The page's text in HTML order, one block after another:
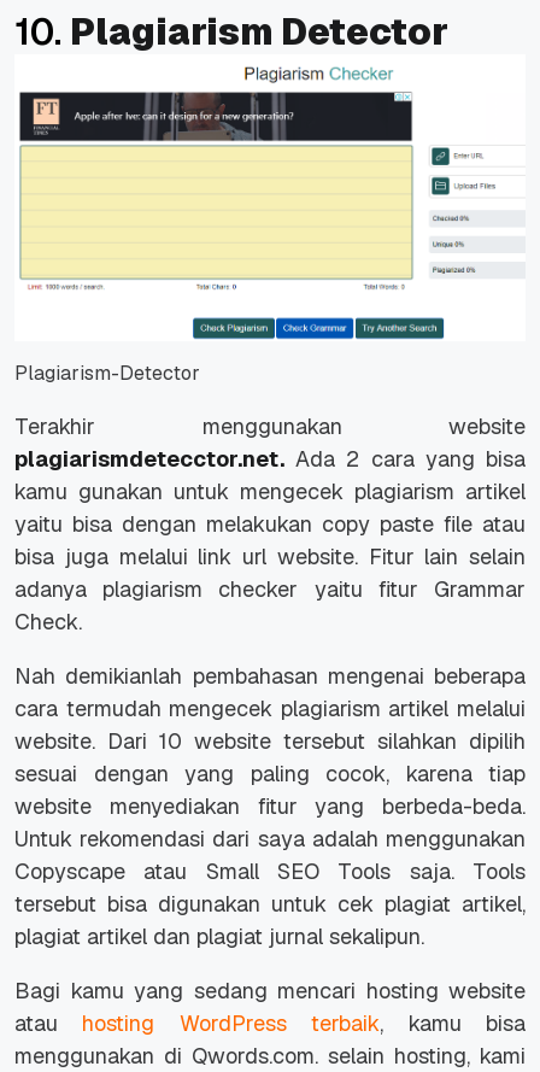
10. Plagiarism Detector
Plagiarism-Detector
Terakhir menggunakan website
plagiarismdetecctor.net. Ada 2 cara yang bisa
kamu gunakan untuk mengecek plagiarism artikel
yaitu bisa dengan melakukan copy paste file atau
bisa juga melalui link url website. Fitur lain selain
adanya plagiarism checker yaitu fitur Grammar
Check.
Nah demikianlah pembahasan mengenai beberapa
cara termudah mengecek plagiarism artikel melalui
website. Dari 10 website tersebut silahkan dipilih
sesuai dengan yang paling cocok, karena tiap
website menyediakan fitur yang berbeda-beda.
Untuk rekomendasi dari saya adalah menggunakan
Copyscape atau Small SEO Tools saja. Tools
tersebut bisa digunakan untuk cek plagiat artikel,
plagiat artikel dan plagiat jurnal sekalipun.
Bagi kamu yang sedang mencari hosting website
atau hosting WordPress terbaik, kamu bisa
menggunakan di Qwords.com. selain hosting, kami